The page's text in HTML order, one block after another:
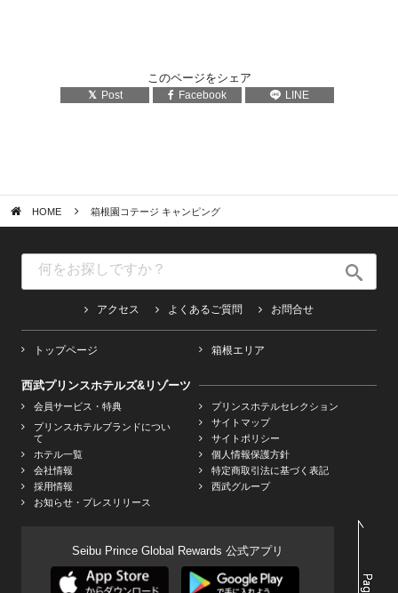
このページをシェア
Post Facebook LINE
HOME 箱根園コテージ キャンピング
アクセス よくあるご質問 お問合せ
トップページ 箱根エリア
西武プリンスホテルズ&リゾーツ
会員サービス・特典
プリンスホテルブランドについ
て
ホテル一覧
会社情報
採用情報
お知らせ・プレスリリース
プリンスホテルセレクション
サイトマップ
サイトポリシー
個人情報保護方針
特定商取引法に基づく表記
西武グループ
Seibu Prince Global Rewards 公式アプリ